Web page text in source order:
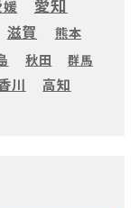
媛
滋賀
熊本
秋田 群馬
川 高知